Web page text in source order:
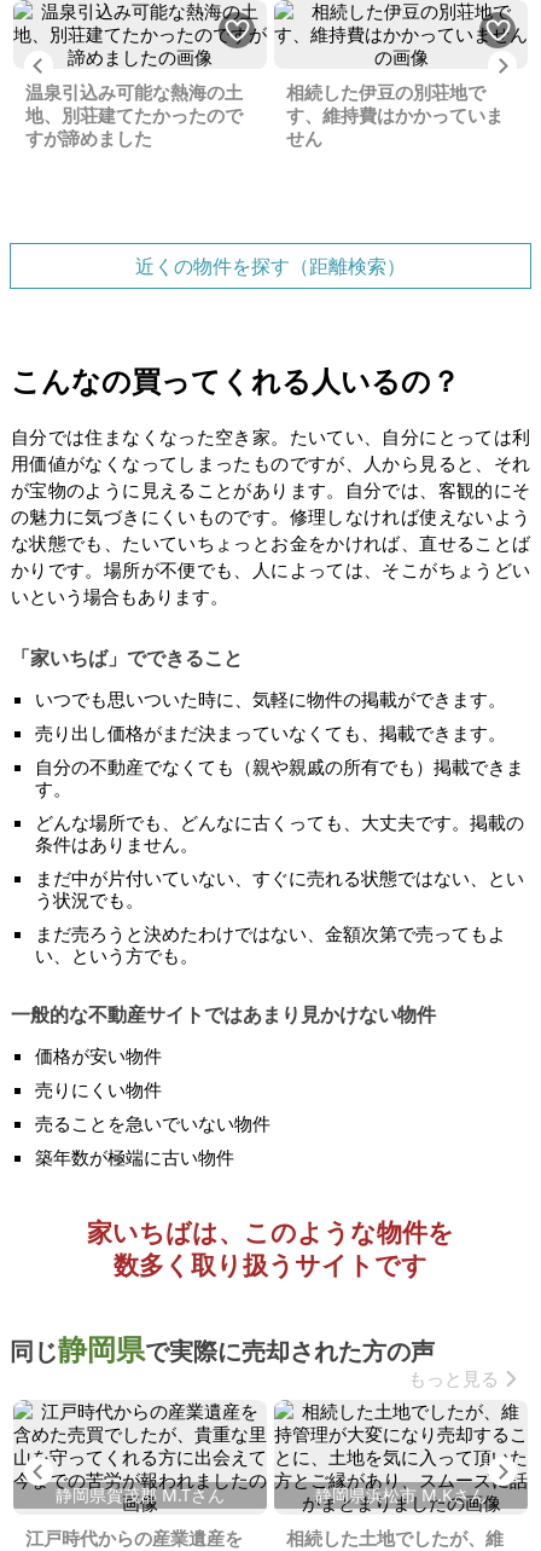
Previous
温泉引込み可能な熱海の土
地、別荘建てたかったので
すが諦めました
相続した伊豆の別荘地で
す、維持費はかかっていま
せん
近くの物件を探す（距離検索）
こんなの買ってくれる人いるの？
自分では住まなくなった空き家。たいてい、自分にとっては利
用価値がなくなってしまったものですが、人から見ると、それ
が宝物のように見えることがあります。自分では、客観的にそ
の魅力に気づきにくいものです。修理しなければ使えないよう
な状態でも、たいていちょっとお金をかければ、直せることば
かりです。場所が不便でも、人によっては、そこがちょうどい
いという場合もあります。
「家いちば」でできること
いつでも思いついた時に、気軽に物件の掲載ができます。
売り出し価格がまだ決まっていなくても、掲載できます。
自分の不動産でなくても（親や親戚の所有でも）掲載できま
す。
どんな場所でも、どんなに古くっても、大丈夫です。掲載の
条件はありません。
まだ中が片付いていない、すぐに売れる状態ではない、とい
う状況でも。
まだ売ろうと決めたわけではない、金額次第で売ってもよ
い、という方でも。
一般的な不動産サイトではあまり見かけない物件
価格が安い物件
売りにくい物件
売ることを急いでいない物件
築年数が極端に古い物件
家いちばは、このような物件を
数多く取り扱うサイトです
同じ静岡県で実際に売却された方の声
もっと見る
Previous
静岡県賀茂郡 M.Tさん
江戸時代からの産業遺産を
静岡県浜松市 M.Kさん
相続した土地でしたが、維